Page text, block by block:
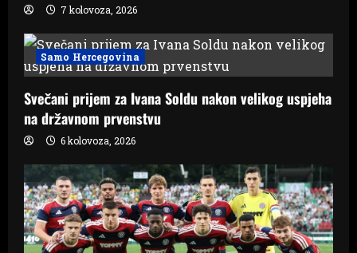
7 kolovoza, 2026
Samo Hercegovina
Svečani prijem za Ivana Soldu nakon velikog uspjeha
na državnom prvenstvu
6 kolovoza, 2026